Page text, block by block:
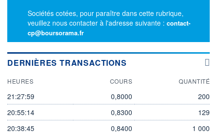
Sociétés cotées, pour paraître dans cette rubrique,
veuillez nous contacter à l'adresse suivante : contact-
cp@boursorama.fr
DERNIÈRES TRANSACTIONS
HEURES COURS QUANTITÉ
21:27:59 0,8000
200
20:55:14
0,8300
129
20:38:45
0,8400 1 000